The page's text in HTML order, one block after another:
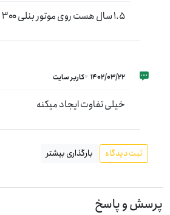
۱.۵ سال هست روی موتور بنلی ۳۰۰ هر باک ۷۰ سی سی میریزم خیلی خوب جواب میده
1402/03/22 کاربر سایت
خیلی تفاوت ایجاد میکنه
ثبت دیدگاه بارگذاری بیشتر
پرسش و پاسخ